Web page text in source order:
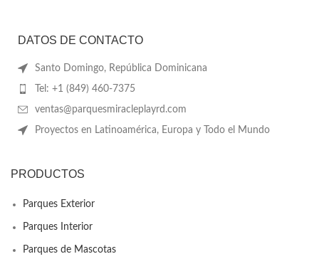
DATOS DE CONTACTO
Santo Domingo, República Dominicana
Tel: +1 (849) 460-7375
ventas@parquesmiracleplayrd.com
Proyectos en Latinoamérica, Europa y Todo el Mundo
PRODUCTOS
Parques Exterior
Parques Interior
Parques de Mascotas